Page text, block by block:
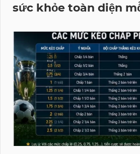
sức khỏe toàn diện